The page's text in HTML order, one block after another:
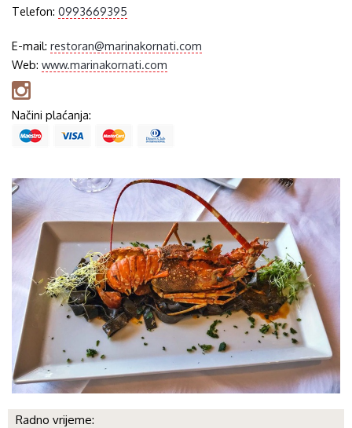
Telefon:0993669395
E-mail:restoran@marinakornati.com
Web:www.marinakornati.com
Načini plaćanja:
Radno vrijeme: